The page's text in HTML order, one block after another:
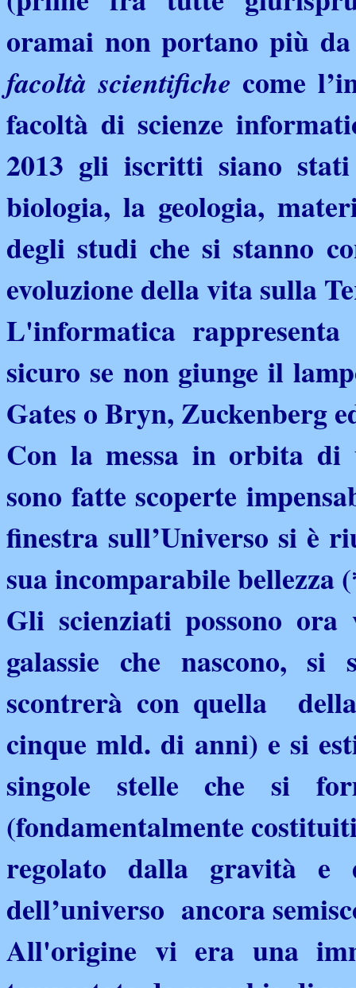
oramai non portano più
facoltà scientifiche come
facoltà di scienze
2013 gli iscritti siano stati
biologia, la geologia,
degli studi che si stanno
evoluzione della vita sulla
L'informatica
sicuro se non giunge il
Gates o Bryn, Zuckenberg
Con la messa in orbita di
sono fatte scoperte
finestra sull’Universo si è
sua incomparabile bellezza
Gli scienziati possono
galassie che nascono,
scontrerà con quella
cinque mld. di anni) e si
singole stelle che si
(fondamentalmente
regolato dalla gravità e
dell’universo ancora
All'origine vi era una